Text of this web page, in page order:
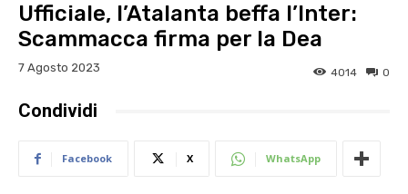
Ufficiale, l’Atalanta beffa l’Inter:
Scammacca firma per la Dea
7 Agosto 2023 0
4014
Condividi
Facebook X WhatsApp